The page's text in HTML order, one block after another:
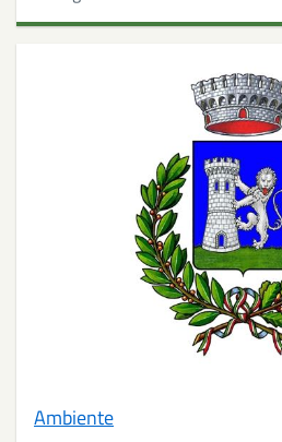
Ambiente